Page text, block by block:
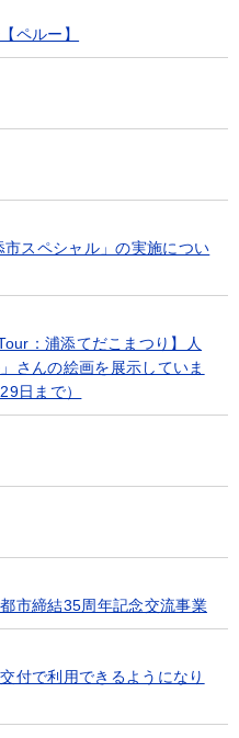
ペルー】
スペシャル」の実施につい
：浦添てだこまつり】人
さんの絵画を展示していま
日まで）
市締結35周年記念交流事業
付で利用できるようになり